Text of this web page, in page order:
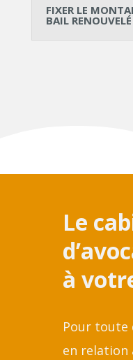
FIXER LE
BAIL RENOUVELÉ
Le
à
Pour toute
en relation